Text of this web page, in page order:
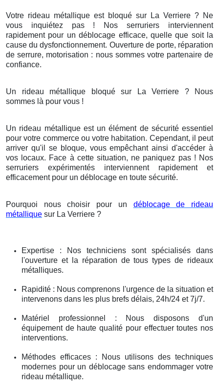
Votre rideau métallique est bloqué sur La Verriere ? Ne
vous inquiétez pas ! Nos serruriers interviennent
rapidement pour un déblocage efficace, quelle que soit la
cause du dysfonctionnement. Ouverture de porte, réparation
de serrure, motorisation : nous sommes votre partenaire de
confiance.
Un rideau métallique bloqué sur La Verriere ? Nous
sommes là pour vous !
Un rideau métallique est un élément de sécurité essentiel
pour votre commerce ou votre habitation. Cependant, il peut
arriver qu'il se bloque, vous empêchant ainsi d'accéder à
vos locaux. Face à cette situation, ne paniquez pas ! Nos
serruriers expérimentés interviennent rapidement et
efficacement pour un déblocage en toute sécurité.
Pourquoi nous choisir pour un déblocage de rideau
métallique sur La Verriere ?
Expertise : Nos techniciens sont spécialisés dans
l'ouverture et la réparation de tous types de rideaux
métalliques.
Rapidité : Nous comprenons l'urgence de la situation et
intervenons dans les plus brefs délais, 24h/24 et 7j/7.
Matériel professionnel : Nous disposons d'un
équipement de haute qualité pour effectuer toutes nos
interventions.
Méthodes efficaces : Nous utilisons des techniques
modernes pour un déblocage sans endommager votre
rideau métallique.